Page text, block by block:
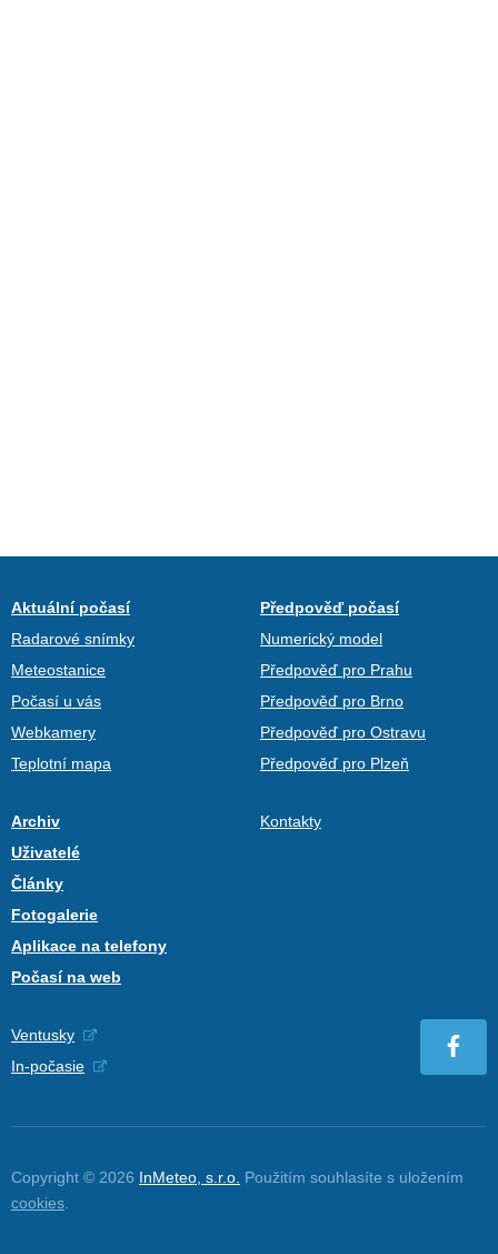
Aktuální počasí
Radarové snímky
Meteostanice
Počasí u vás
Webkamery
Teplotní mapa
Předpověď počasí
Numerický model
Předpověď pro Prahu
Předpověď pro Brno
Předpověď pro Ostravu
Předpověď pro Plzeň
Archiv
Uživatelé
Články
Fotogalerie
Aplikace na telefony
Počasí na web
Kontakty
Ventusky
In-počasie
Copyright © 2026 InMeteo, s.r.o. Použitím souhlasíte s uložením
cookies